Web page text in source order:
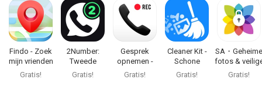
iScanner: Je documenten beter maken dan ze zijn!
iSCANNER PRO
– Abonneer je voor Pro-toegang tot alle functies. Je wordt
gefactureerd na de aankoopbevestiging.
– Abonnementen worden 24 uur voor de vervaldatum
Findo - Zoek
mijn vrienden
Gratis!
2Number:
Tweede
telefoonnummer
Gratis!
Gesprek
opnemen -
RecMyCalls
Gratis!
Cleaner Kit -
Schone
telefoon
Gratis!
SA・Geheime
fotos &
map
Gratis!